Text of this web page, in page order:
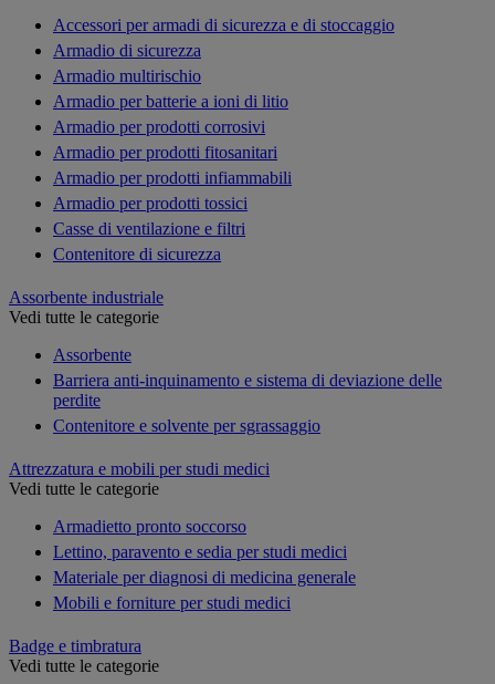
Accessori per armadi di sicurezza e di stoccaggio
Armadio di sicurezza
Armadio multirischio
Armadio per batterie a ioni di litio
Armadio per prodotti corrosivi
Armadio per prodotti fitosanitari
Armadio per prodotti infiammabili
Armadio per prodotti tossici
Casse di ventilazione e filtri
Contenitore di sicurezza
Assorbente industriale
Vedi tutte le categorie
Assorbente
Barriera anti-inquinamento e sistema di deviazione delle
perdite
Contenitore e solvente per sgrassaggio
Attrezzatura e mobili per studi medici
Vedi tutte le categorie
Armadietto pronto soccorso
Lettino, paravento e sedia per studi medici
Materiale per diagnosi di medicina generale
Mobili e forniture per studi medici
Badge e timbratura
Vedi tutte le categorie